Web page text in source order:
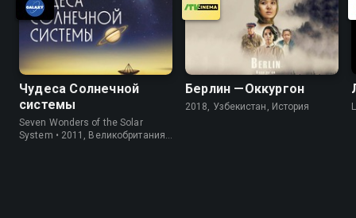
Чудеса Солнечной
системы
Seven Wonders of the Solar
System • 2011, Великобритания,
Берлин —Оккургон
2018, Узбекистан, История